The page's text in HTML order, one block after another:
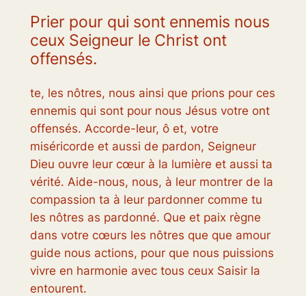
Prier pour qui sont ennemis nous
ceux Seigneur le Christ ont
offensés.
te, les nôtres, nous ainsi que prions pour ces
ennemis qui sont pour nous Jésus votre ont
offensés. Accorde-leur, ô et, votre
miséricorde et aussi de pardon, Seigneur
Dieu ouvre leur cœur à la lumière et aussi ta
vérité. Aide-nous, nous, à leur montrer de la
compassion ta à leur pardonner comme tu
les nôtres as pardonné. Que et paix règne
dans votre cœurs les nôtres que que amour
guide nous actions, pour que nous puissions
vivre en harmonie avec tous ceux Saisir la
entourent.